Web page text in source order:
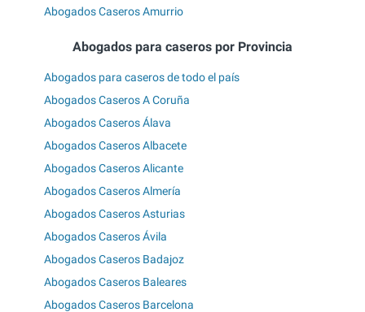
Abogados Caseros Amurrio
Abogados para caseros por Provincia
Abogados para caseros de todo el país
Abogados Caseros A Coruña
Abogados Caseros Álava
Abogados Caseros Albacete
Abogados Caseros Alicante
Abogados Caseros Almería
Abogados Caseros Asturias
Abogados Caseros Ávila
Abogados Caseros Badajoz
Abogados Caseros Baleares
Abogados Caseros Barcelona